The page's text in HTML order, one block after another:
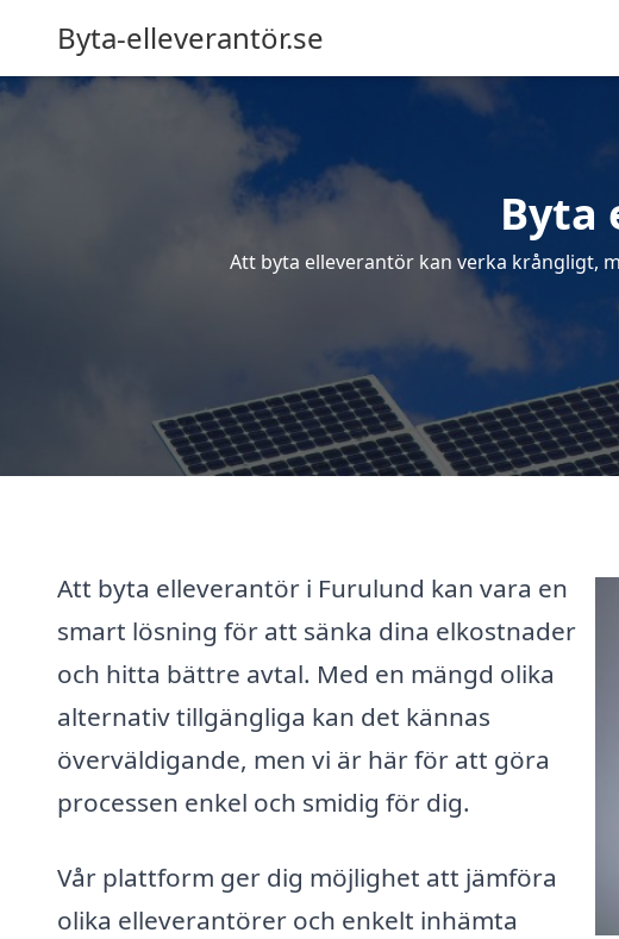
Byta-elleverantör.se
Byta
Att byta elleverantör kan verka krångligt,
Att byta elleverantör i Furulund kan vara en
smart lösning för att sänka dina elkostnader
och hitta bättre avtal. Med en mängd olika
alternativ tillgängliga kan det kännas
överväldigande, men vi är här för att göra
processen enkel och smidig för dig.
Vår plattform ger dig möjlighet att jämföra
olika elleverantörer och enkelt inhämta